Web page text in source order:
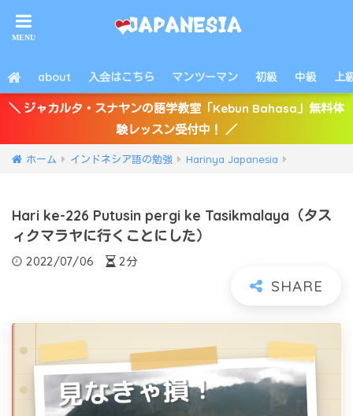
about 入会はこちら マンツーマン 初級 中級 上
＼ ジャカルタ・スナヤンの語学教室「Kebun Bahasa」無料体
験レッスン受付中！ ／
ホーム インドネシア語の勉強 Harinya Japanesia
Hari ke-226 Putusin pergi ke Tasikmalaya（タス
ィクマラヤに行くことにした）
2022/07/06 2分